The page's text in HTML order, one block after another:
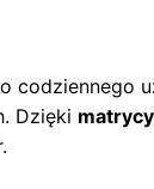
codziennego
Dzięki matrycy